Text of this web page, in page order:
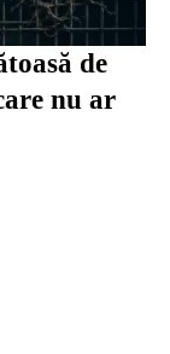
de
nu ar